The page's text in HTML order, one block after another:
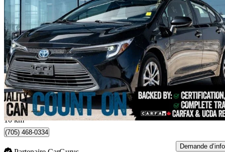
2023 Toyota Corolla Hybrid
LE FWD96 474 km
22 986 $ Affaire
403 $/mois env.
Innisfil, ON
10 km
(705) 468-0334
Demande d’info